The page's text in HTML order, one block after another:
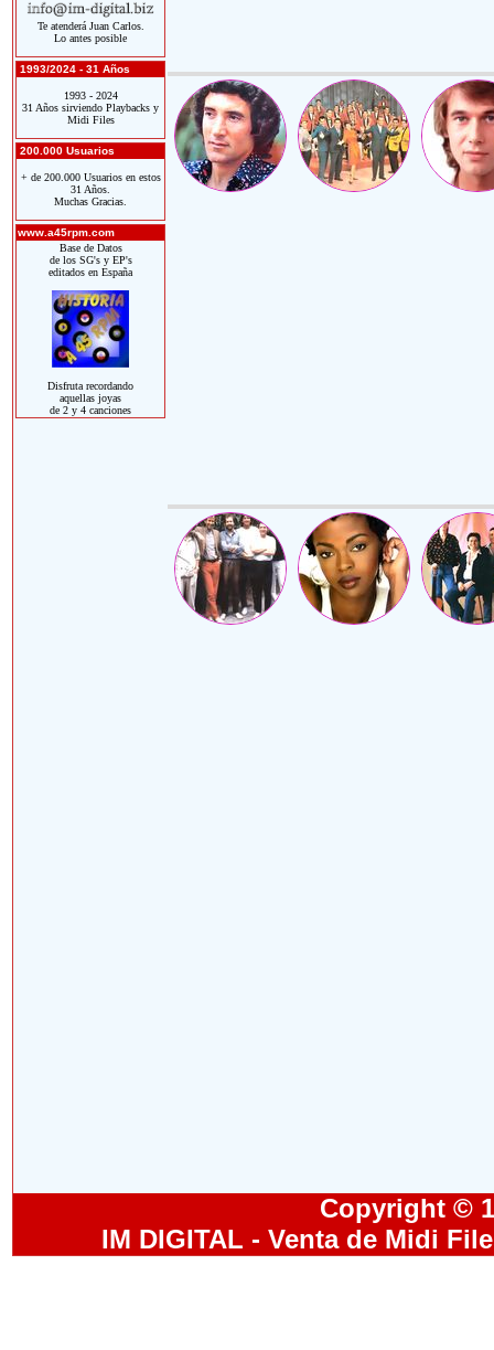
Te atenderá Juan Carlos.
Lo antes posible
1993/2024 - 31 Años
1993 - 2024
31 Años sirviendo Playbacks y
Midi Files
200.000 Usuarios
+ de 200.000 Usuarios en estos
31 Años.
Muchas Gracias.
www.a45rpm.com
Base de Datos
de los SG's y EP's
editados en España
Disfruta recordando
aquellas joyas
de 2 y 4 canciones
Copyright ©
IM DIGITAL - Venta de Midi